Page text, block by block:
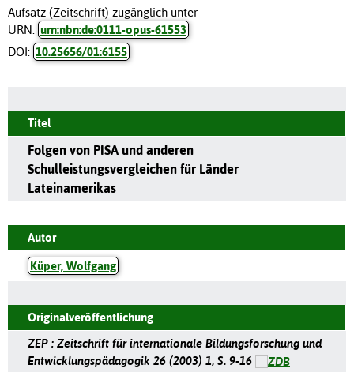
Aufsatz (Zeitschrift) zugänglich unter
URN: urn:nbn:de:0111-opus-61553
DOI: 10.25656/01:6155
Titel
Folgen von PISA und anderen
Schulleistungsvergleichen für Länder
Lateinamerikas
Autor
Küper, Wolfgang
Originalveröffentlichung
ZEP : Zeitschrift für internationale Bildungsforschung und
Entwicklungspädagogik 26 (2003) 1, S. 9-16